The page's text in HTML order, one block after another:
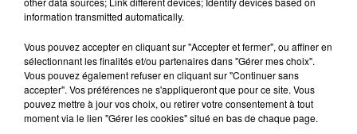
Ajouter à votre calendrier
Date
du13 avril 2025 à 12h00
information transmitted automatically.
Vous pouvez accepter en cliquant sur "Accepter et fermer", ou affiner en
sélectionnant les finalités et/ou partenaires dans "Gérer mes choix".
Vous pouvez également refuser en cliquant sur "Continuer sans
accepter". Vos préférences ne s'appliqueront que pour ce site. Vous
pouvez mettre à jour vos choix, ou retirer votre consentement à tout
moment via le lien "Gérer les cookies" situé en bas de chaque page.